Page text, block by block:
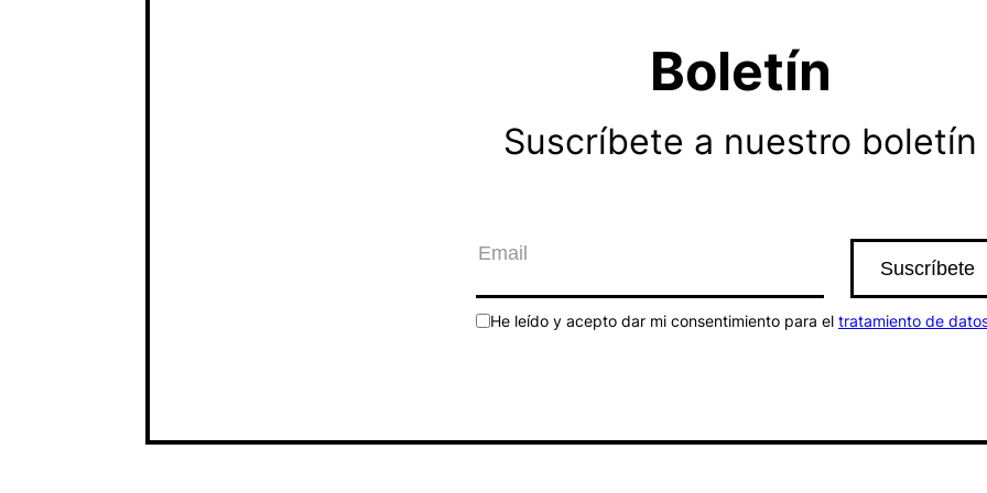
Boletín
Suscríbete a nuestro boletín
He leído y acepto dar mi consentimiento para el tratamiento de